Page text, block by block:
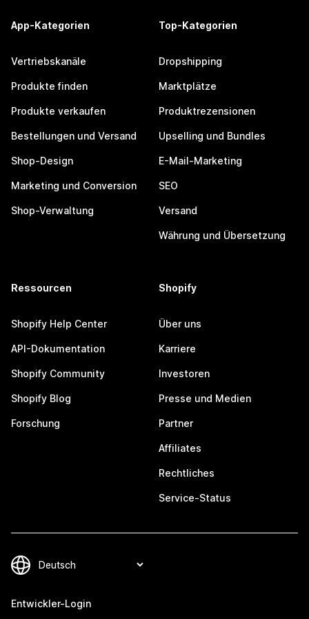
App-Kategorien
Vertriebskanäle
Produkte finden
Produkte verkaufen
Bestellungen und Versand
Shop-Design
Marketing und Conversion
Shop-Verwaltung
Top-Kategorien
Dropshipping
Marktplätze
Produktrezensionen
Upselling und Bundles
E-Mail-Marketing
SEO
Versand
Währung und Übersetzung
Ressourcen
Shopify Help Center
API-Dokumentation
Shopify Community
Shopify Blog
Forschung
Shopify
Über uns
Karriere
Investoren
Presse und Medien
Partner
Affiliates
Rechtliches
Service-Status
Entwickler-Login